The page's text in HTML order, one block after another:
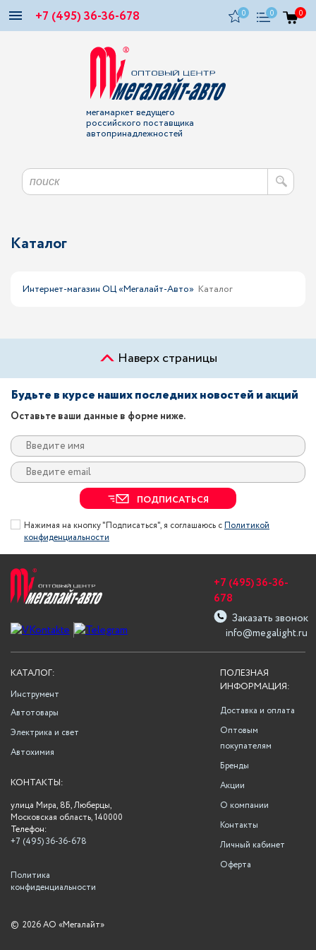
+7 (495) 36-36-678 0 0 0
мегамаркет ведущего
российского поставщика
автопринадлежностей
Каталог
Интернет-магазин ОЦ «Мегалайт-Авто» Каталог
Наверх страницы
Будьте в курсе наших последних новостей и акций
Оставьте ваши данные в форме ниже.
ПОДПИСАТЬСЯ
Нажимая на кнопку "Подписаться", я соглашаюсь сПолитикой
конфиденциальности
info@megalight.ru
+7 (495) 36-36-
678
Заказать звонок
ПОЛЕЗНАЯ
ИНФОРМАЦИЯ:
Доставка и оплата
Оптовым
покупателям
Бренды
Акции
О компании
Контакты
Личный кабинет
Оферта
КАТАЛОГ:
Инструмент
Автотовары
Электрика и свет
Автохимия
КОНТАКТЫ:
улица Мира, 8Б, Люберцы,
Московская область, 140000
Телефон:
+7 (495) 36-36-678
Политика
конфиденциальности
© 2026 АО «Мегалайт»